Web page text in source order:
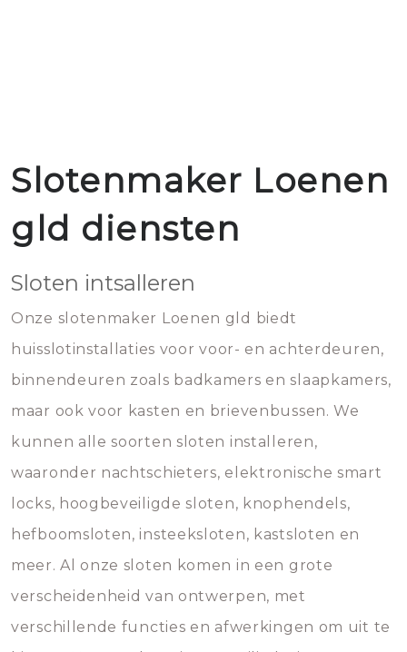
Slotenmaker Loenen
gld diensten
Sloten intsalleren
Onze slotenmaker Loenen gld biedt
huisslotinstallaties voor voor- en achterdeuren,
binnendeuren zoals badkamers en slaapkamers,
maar ook voor kasten en brievenbussen. We
kunnen alle soorten sloten installeren,
waaronder nachtschieters, elektronische smart
locks, hoogbeveiligde sloten, knophendels,
hefboomsloten, insteeksloten, kastsloten en
meer. Al onze sloten komen in een grote
verscheidenheid van ontwerpen, met
verschillende functies en afwerkingen om uit te